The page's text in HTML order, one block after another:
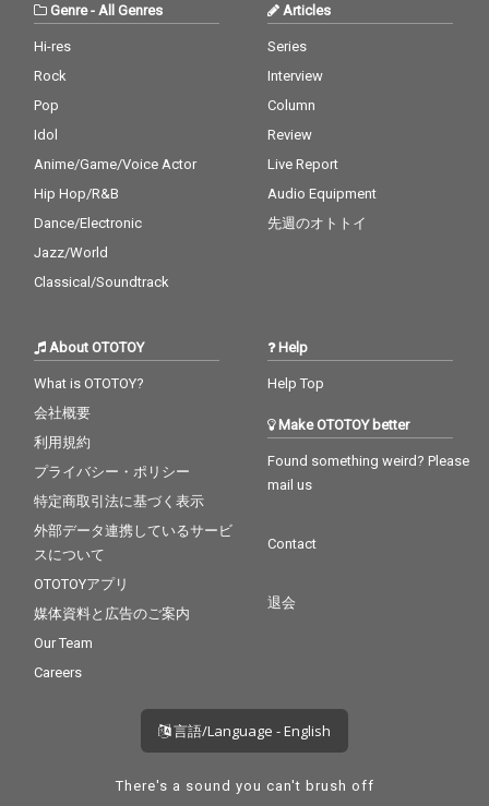
Genre- All Genres
Hi-res
Rock
Pop
Idol
Anime/Game/Voice Actor
Hip Hop/R&B
Dance/Electronic
Jazz/World
Classical/Soundtrack
Articles
Series
Interview
Column
Review
Live Report
Audio Equipment
先週のオトトイ
About OTOTOY
What is OTOTOY?
会社概要
利用規約
プライバシー・ポリシー
特定商取引法に基づく表示
外部データ連携しているサービ
スについて
OTOTOYアプリ
媒体資料と広告のご案内
Our Team
Careers
Help
Help Top
Make OTOTOY better
Found something weird? Please
mail us
Contact
退会
言語/Language - English
There's a sound you can't brush off